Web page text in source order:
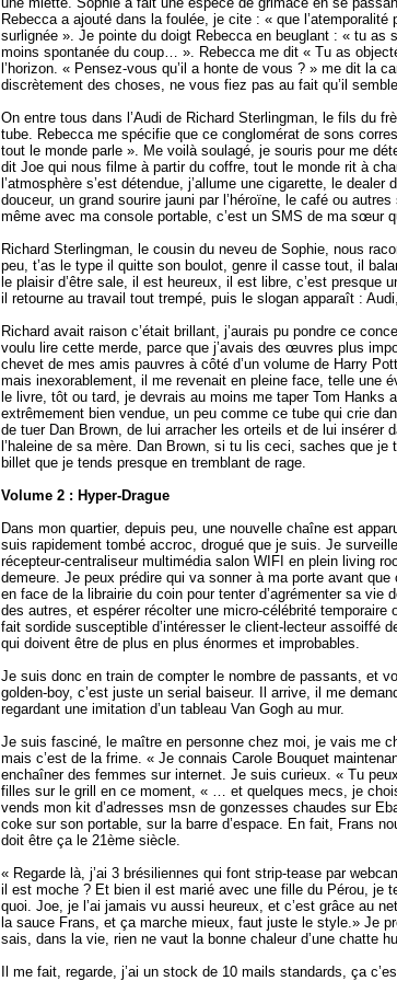
Rebecca a ajouté dans la foulée, je cite : « que
surlignée ». Je pointe du doigt Rebecca en beuglant : « tu as
moins spontanée du coup… ». Rebecca me dit « Tu as
l’horizon. « Pensez-vous qu’il a honte de vous ? » me dit la
discrètement des choses, ne vous fiez pas au fait qu’il
On entre tous dans l’Audi de Richard Sterlingman, le fils du
tube. Rebecca me spécifie que ce conglomérat de sons
tout le monde parle ». Me voilà soulagé, je souris pour me
dit Joe qui nous filme à partir du coffre, tout le monde rit à
l’atmosphère s’est détendue, j’allume une cigarette, le
douceur, un grand sourire jauni par l’héroïne, le café ou
même avec ma console portable, c’est un SMS de ma sœur
Richard Sterlingman, le cousin du neveu de Sophie, nous
peu, t’as le type il quitte son boulot, genre il casse tout, il
le plaisir d’être sale, il est heureux, il est libre, c’est
il retourne au travail tout trempé, puis le slogan apparaît :
Richard avait raison c’était brillant, j’aurais pu pondre ce
voulu lire cette merde, parce que j’avais des œuvres plus
chevet de mes amis pauvres à côté d’un volume de Harry
mais inexorablement, il me revenait en pleine face, telle une
le livre, tôt ou tard, je devrais au moins me taper Tom Hanks
extrêmement bien vendue, un peu comme ce tube qui crie
de tuer Dan Brown, de lui arracher les orteils et de lui insérer
l’haleine de sa mère. Dan Brown, si tu lis ceci, saches que
billet que je tends presque en tremblant de rage.
Volume 2 : Hyper-Drague
Dans mon quartier, depuis peu, une nouvelle chaîne est
suis rapidement tombé accroc, drogué que je suis. Je
récepteur-centraliseur multimédia salon WIFI en plein living
demeure. Je peux prédire qui va sonner à ma porte avant
en face de la librairie du coin pour tenter d’agrémenter sa vie
des autres, et espérer récolter une micro-célébrité temporaire
fait sordide susceptible d’intéresser le client-lecteur assoiffé
qui doivent être de plus en plus énormes et improbables.
Je suis donc en train de compter le nombre de passants, et
golden-boy, c’est juste un serial baiseur. Il arrive, il me
regardant une imitation d’un tableau Van Gogh au mur.
Je suis fasciné, le maître en personne chez moi, je vais me
mais c’est de la frime. « Je connais Carole Bouquet
enchaîner des femmes sur internet. Je suis curieux. « Tu
filles sur le grill en ce moment, « … et quelques mecs, je
vends mon kit d’adresses msn de gonzesses chaudes sur
coke sur son portable, sur la barre d’espace. En fait, Frans
doit être ça le 21ème siècle.
« Regarde là, j’ai 3 brésiliennes qui font strip-tease par
il est moche ? Et bien il est marié avec une fille du Pérou, je
quoi. Joe, je l’ai jamais vu aussi heureux, et c’est grâce au
la sauce Frans, et ça marche mieux, faut juste le style.» Je
sais, dans la vie, rien ne vaut la bonne chaleur d’une chatte
Il me fait, regarde, j’ai un stock de 10 mails standards, ça